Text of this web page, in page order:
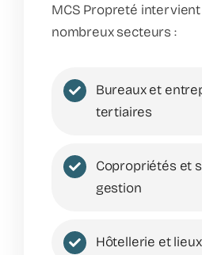
MCS Propreté
nombreux secteurs :
Bureaux et
tertiaires
Copropriétés et
gestion
Hôtellerie et